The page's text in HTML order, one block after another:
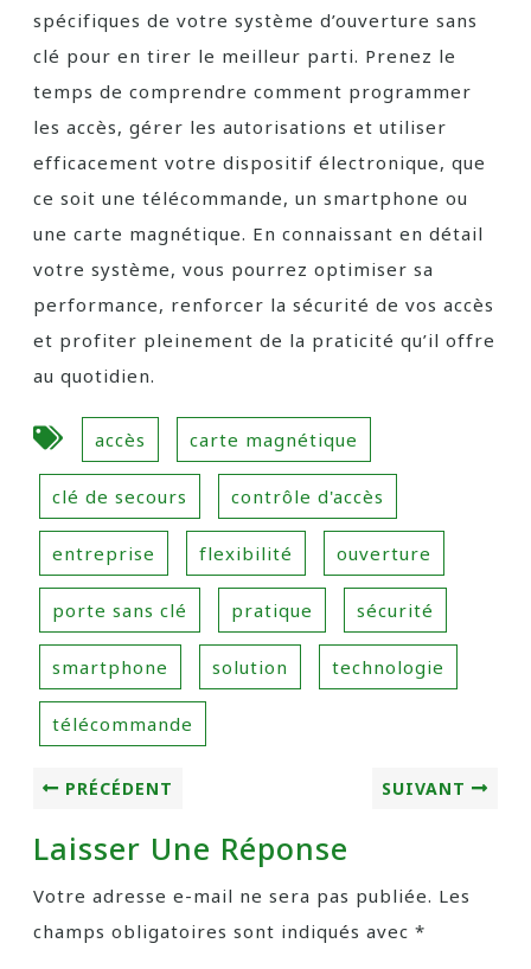
spécifiques de votre système d’ouverture sans
clé pour en tirer le meilleur parti. Prenez le
temps de comprendre comment programmer
les accès, gérer les autorisations et utiliser
efficacement votre dispositif électronique, que
ce soit une télécommande, un smartphone ou
une carte magnétique. En connaissant en détail
votre système, vous pourrez optimiser sa
performance, renforcer la sécurité de vos accès
et profiter pleinement de la praticité qu’il offre
au quotidien.
accès carte magnétique
clé de secours contrôle d'accès
entreprise flexibilité ouverture
porte sans clé pratique sécurité
smartphone solution technologie
télécommande
PRÉCÉDENT SUIVANT
Laisser Une Réponse
Votre adresse e-mail ne sera pas publiée. Les
champs obligatoires sont indiqués avec *